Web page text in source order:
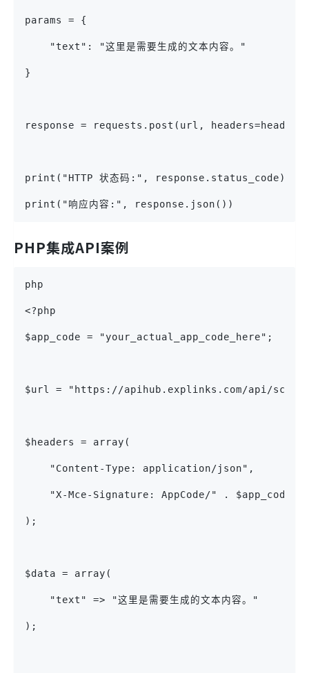
params = {
    "text": "这里是需要生成的文本内容。"
}
response = requests.post(url,
print("HTTP 状态码:", response.status_code)
print("响应内容:", response.json())
PHP集成API案例
php
<?php
$app_code = "your_actual_app_code_here";
$url = "https://apihub.explinks.com/api/
$headers = array(
    "Content-Type: application/json",
    "X-Mce-Signature: AppCode/" . $app_code
);
$data = array(
    "text" => "这里是需要生成的文本内容。"
);